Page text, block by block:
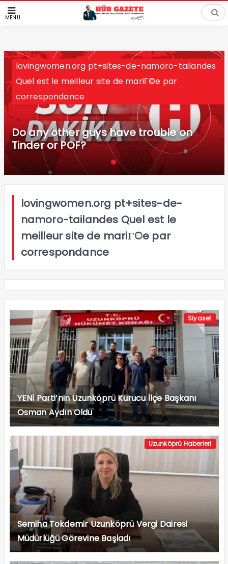
MENÜ
lovingwomen.org pt+sites-de-namoro-tailandes
Quel est le meilleur site de mariГ©e par
correspondance
Do any other guys have trouble on
Tinder or POF?
lovingwomen.org pt+sites-de-
namoro-tailandes Quel est le
meilleur site de mariГ©e par
correspondance
Siyaset
YENİ Parti’nin Uzunköprü Kurucu İlçe Başkanı
Osman Aydın Oldu
Uzunköprü Haberleri
Semiha Tokdemir Uzunköprü Vergi Dairesi
Müdürlüğü Görevine Başladı